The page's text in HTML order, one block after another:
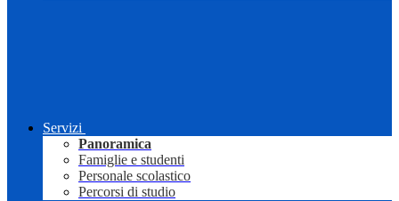
Servizi
Panoramica
Famiglie e studenti
Personale scolastico
Percorsi di studio